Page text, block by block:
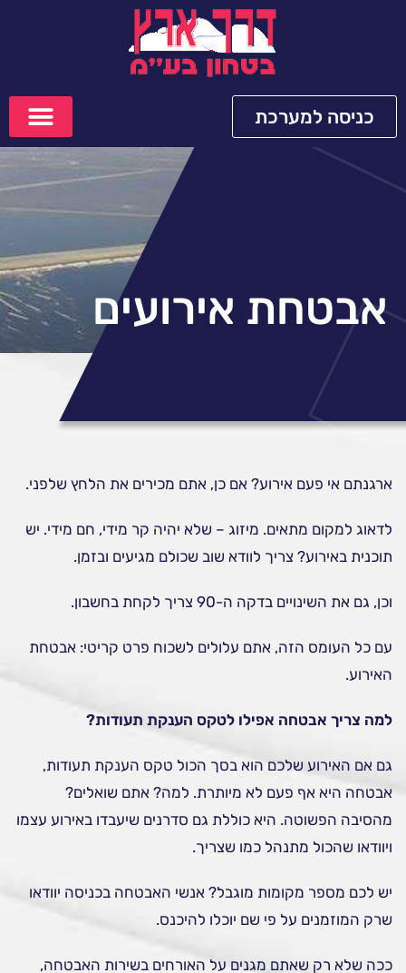
כניסה למערכת
אבטחת אירועים
ארגנתם אי פעם אירוע? אם כן, אתם מכירים את הלחץ שלפני.
לדאוג למקום מתאים. מיזוג – שלא יהיה קר מידי, חם מידי. יש
תוכנית באירוע? צריך לוודא שוב שכולם מגיעים ובזמן.
וכן, גם את השינויים בדקה ה-90 צריך לקחת בחשבון.
עם כל העומס הזה, אתם עלולים לשכוח פרט קריטי: אבטחת
האירוע.
למה צריך אבטחה אפילו לטקס הענקת תעודות?
גם אם האירוע שלכם הוא בסך הכול טקס הענקת תעודות,
אבטחה היא אף פעם לא מיותרת. למה? אתם שואלים?
מהסיבה הפשוטה. היא כוללת גם סדרנים שיעבדו באירוע עצמו
ויוודאו שהכול מתנהל כמו שצריך.
יש לכם מספר מקומות מוגבל? אנשי האבטחה בכניסה יוודאו
שרק המוזמנים על פי שם יוכלו להיכנס.
ככה שלא רק שאתם מגנים על האורחים בשירות האבטחה,